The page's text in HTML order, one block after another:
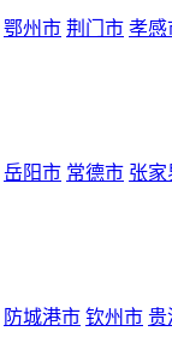
鄂州市 荆门市 孝感
岳阳市 常德市 张家
防城港市 钦州市 贵